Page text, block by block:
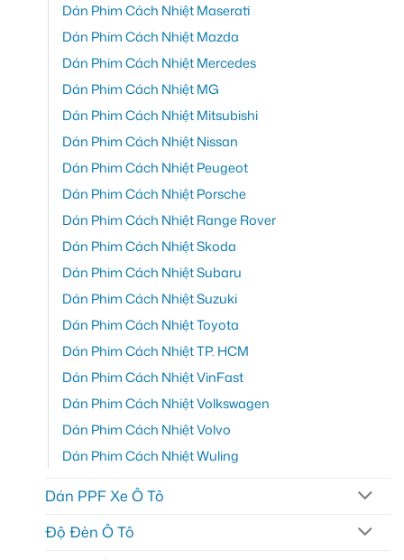
Dán Phim Cách Nhiệt Maserati
Dán Phim Cách Nhiệt Mazda
Dán Phim Cách Nhiệt Mercedes
Dán Phim Cách Nhiệt MG
Dán Phim Cách Nhiệt Mitsubishi
Dán Phim Cách Nhiệt Nissan
Dán Phim Cách Nhiệt Peugeot
Dán Phim Cách Nhiệt Porsche
Dán Phim Cách Nhiệt Range Rover
Dán Phim Cách Nhiệt Skoda
Dán Phim Cách Nhiệt Subaru
Dán Phim Cách Nhiệt Suzuki
Dán Phim Cách Nhiệt Toyota
Dán Phim Cách Nhiệt TP. HCM
Dán Phim Cách Nhiệt VinFast
Dán Phim Cách Nhiệt Volkswagen
Dán Phim Cách Nhiệt Volvo
Dán Phim Cách Nhiệt Wuling
Dán PPF Xe Ô Tô
Độ Đèn Ô Tô